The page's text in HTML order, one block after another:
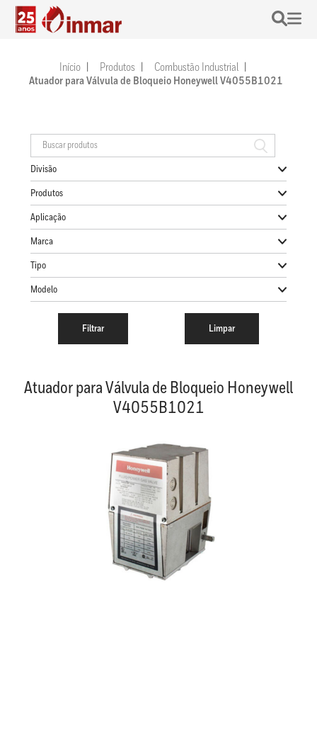
Início Produtos
Combustão Industrial
Atuador para Válvula de Bloqueio Honeywell V4055B1021
Divisão
Produtos
Aplicação
Marca
Tipo
Modelo
Atuador para Válvula de Bloqueio Honeywell
V4055B1021